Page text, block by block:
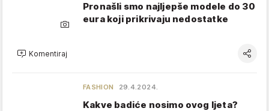
Pronašli smo najljepše modele do 30
eura koji prikrivaju nedostatke
Komentiraj
FASHION 29.4.2024.
Kakve badiće nosimo ovog ljeta?